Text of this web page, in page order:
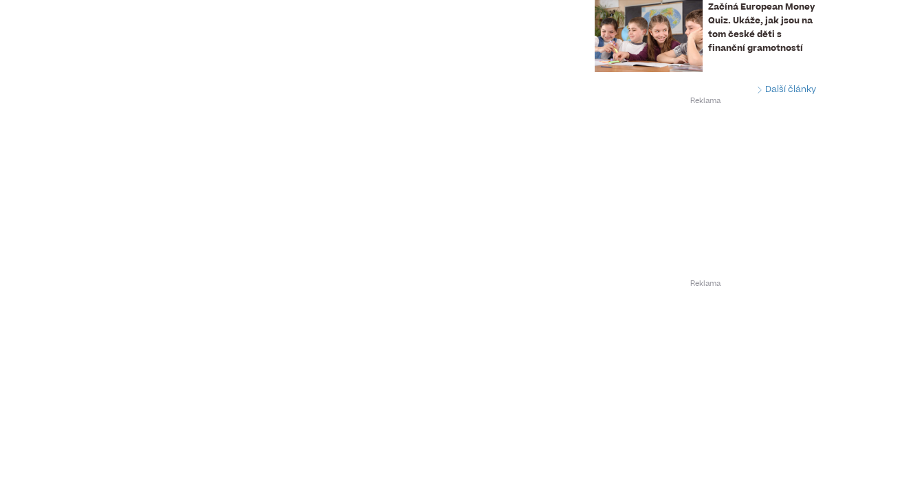
Začíná European Money
Quiz. Ukáže, jak jsou na
tom české děti s
finanční gramotností
Další články